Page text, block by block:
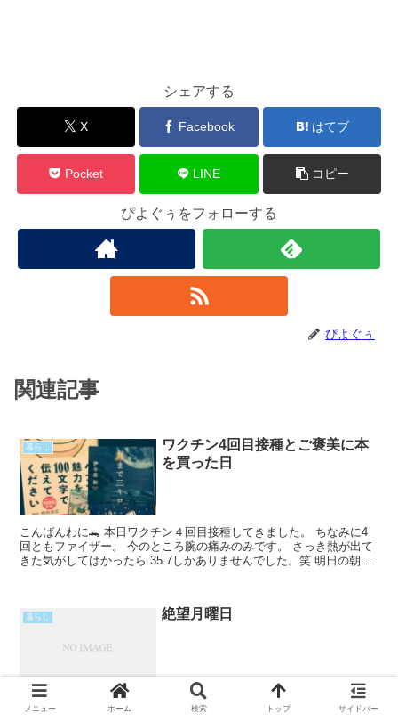
シェアする
X Facebook はてブ
Pocket LINE コピー
ぴよぐぅをフォローする
ぴよぐぅ
関連記事
暮らし
ワクチン4回目接種とご褒美に本
を買った日
こんばんわに🐊 本日ワクチン４回目接種してきました。 ちなみに4
回ともファイザー。 今のところ腕の痛みのみです。 さっき熱が出て
きた気がしてはかったら 35.7しかありませんでした。笑 明日の朝に
暮らし 絶望月曜日
飽きることなく毎時月曜日は絶望。 もう満員電車に乗るの嫌なので
仕事辞めたい。 せめて男女で車両分けてほしい。
メニュー ホーム 検索 トップ サイドバー